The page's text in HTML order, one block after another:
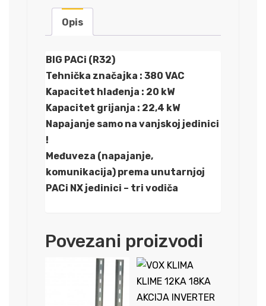
Opis
BIG PACi (R32)
Tehnička značajka : 380 VAC
Kapacitet hlađenja : 20 kW
Kapacitet grijanja : 22,4 kW
Napajanje samo na vanjskoj jedinici
!
Međuveza (napajanje,
komunikacija) prema unutarnjoj
PACi NX jedinici – tri vodiča
Povezani proizvodi